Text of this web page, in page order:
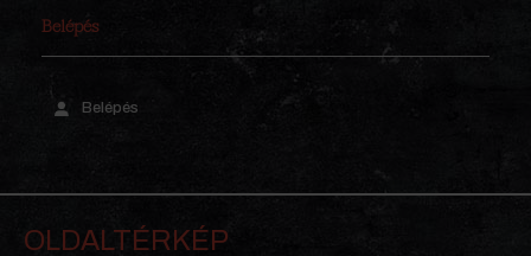
Belépés
Belépés
OLDALTÉRKÉP